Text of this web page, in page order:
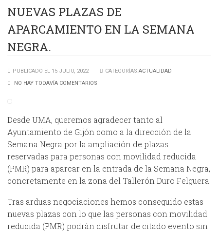
NUEVAS PLAZAS DE
APARCAMIENTO EN LA SEMANA
NEGRA.
PUBLICADO EL 15 JULIO, 2022 CATEGORÍAS:ACTUALIDAD
NO HAY TODAVÍA COMENTARIOS
Desde UMA, queremos agradecer tanto al
Ayuntamiento de Gijón como a la dirección de la
Semana Negra por la ampliación de plazas
reservadas para personas con movilidad reducida
(PMR) para aparcar en la entrada de la Semana Negra,
concretamente en la zona del Tallerón Duro Felguera.
Tras arduas negociaciones hemos conseguido estas
nuevas plazas con lo que las personas con movilidad
reducida (PMR) podrán disfrutar de citado evento sin